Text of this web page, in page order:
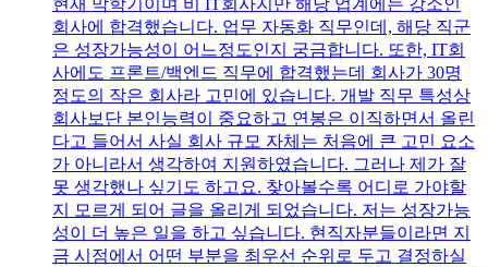
현재 막학기이며 비 IT회사지만 해당 업계에는 강소인
회사에 합격했습니다. 업무 자동화 직무인데, 해당 직군
은 성장가능성이 어느정도인지 궁금합니다. 또한, IT회
사에도 프론트/백엔드 직무에 합격했는데 회사가 30명
정도의 작은 회사라 고민에 있습니다. 개발 직무 특성상
회사보단 본인능력이 중요하고 연봉은 이직하면서 올린
다고 들어서 사실 회사 규모 자체는 처음에 큰 고민 요소
가 아니라서 생각하여 지원하였습니다. 그러나 제가 잘
못 생각했나 싶기도 하고요. 찾아볼수록 어디로 가야할
지 모르게 되어 글을 올리게 되었습니다. 저는 성장가능
성이 더 높은 일을 하고 싶습니다. 현직자분들이라면 지
금 시점에서 어떤 부분을 최우선 순위로 두고 결정하실